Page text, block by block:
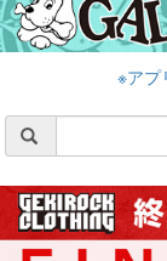
※アプ